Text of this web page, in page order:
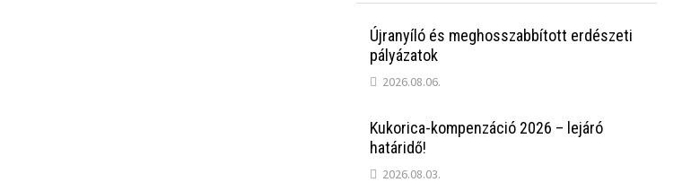
Újranyíló és meghosszabbított erdészeti
pályázatok
2026.08.06.
Kukorica-kompenzáció 2026 – lejáró
határidő!
2026.08.03.